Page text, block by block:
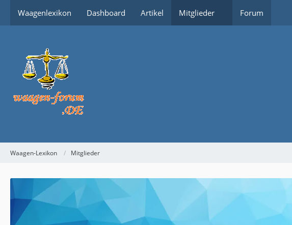
Waagenlexikon Dashboard Artikel Mitglieder Forum
Waagen-Lexikon Mitglieder